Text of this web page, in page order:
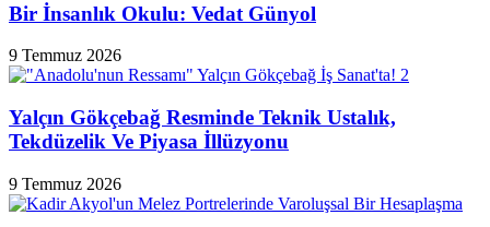
Bir İnsanlık Okulu: Vedat Günyol
9 Temmuz 2026
Yalçın Gökçebağ Resminde Teknik Ustalık,
Tekdüzelik Ve Piyasa İllüzyonu
9 Temmuz 2026